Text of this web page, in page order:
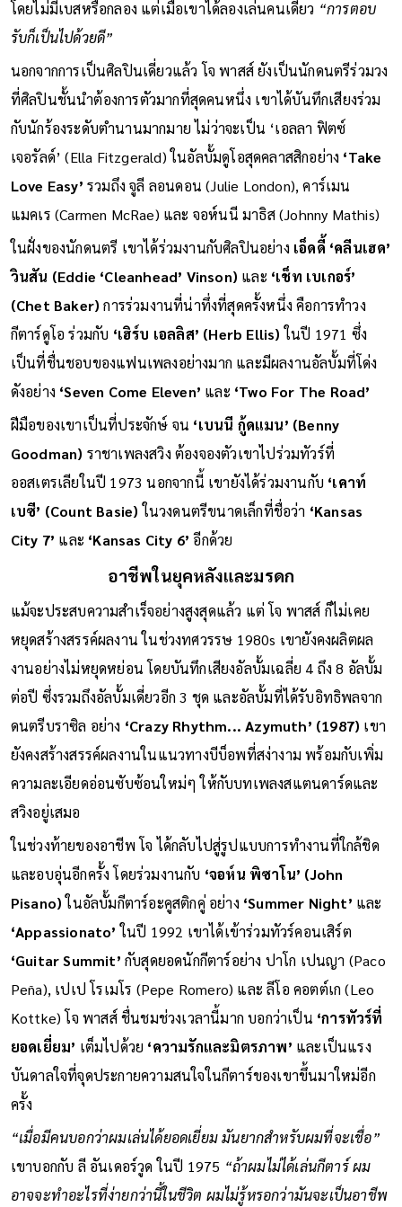
โดยไม่มีเบสหรือกลอง แต่เมื่อเขาได้ลองเล่นคนเดียว
รับก็เป็นไปด้วยดี”
นอกจากการเป็นศิลปินเดี่ยวแล้ว โจ พาสส์ ยังเป็นนักดนตรีร่วมวง
ที่ศิลปินชั้นนำต้องการตัวมากที่สุดคนหนึ่ง เขาได้บันทึกเสียงร่วม
กับนักร้องระดับตำนานมากมาย ไม่ว่าจะเป็น ‘เอลลา ฟิตซ์
เจอรัลด์’ (Ella Fitzgerald) ในอัลบั้มดูโอสุดคลาสสิกอย่าง‘Take
Love Easy’รวมถึง จูลี ลอนดอน (Julie London), คาร์เมน
แมคเร (Carmen McRae) และ จอห์นนี มาธิส (Johnny Mathis)
ในฝั่งของนักดนตรี เขาได้ร่วมงานกับศิลปินอย่างเอ็ดดี้ ‘คลีนเฮด’
วินสัน (Eddie ‘Cleanhead’ Vinson)และ‘เช็ท เบเกอร์’
(Chet Baker)การร่วมงานที่น่าทึ่งที่สุดครั้งหนึ่ง คือการทำวง
กีตาร์ดูโอ ร่วมกับ‘เฮิร์บ เอลลิส’ (Herb Ellis)ในปี 1971 ซึ่ง
เป็นที่ชื่นชอบของแฟนเพลงอย่างมาก และมีผลงานอัลบั้มที่โด่ง
ดังอย่าง
‘Seven Come Eleven’ และ ‘Two For The Road’
ฝีมือของเขาเป็นที่ประจักษ์ จน‘เบนนี กู้ดแมน’ (Benny
Goodman)ราชาเพลงสวิง ต้องจองตัวเขาไปร่วมทัวร์ที่
ออสเตรเลียในปี 1973 นอกจากนี้ เขายังได้ร่วมงานกับ‘เคาท์
เบซี’ (Count Basie) ในวงดนตรีขนาดเล็กที่ชื่อว่า
‘Kansas City 6’ อีกด้วย
อาชีพในยุคหลังและมรดก
แม้จะประสบความสำเร็จอย่างสูงสุดแล้ว แต่ โจ พาสส์ ก็ไม่เคย
หยุดสร้างสรรค์ผลงาน ในช่วงทศวรรษ 1980s เขายังคงผลิตผล
งานอย่างไม่หยุดหย่อน โดยบันทึกเสียงอัลบั้มเฉลี่ย 4 ถึง 8 อัลบั้ม
ต่อปี ซึ่งรวมถึงอัลบั้มเดี่ยวอีก 3 ชุด และอัลบั้มที่ได้รับอิทธิพลจาก
ดนตรีบราซิล อย่าง‘Crazy Rhythm... Azymuth’ (1987)เขา
ยังคงสร้างสรรค์ผลงานในแนวทางบีบ็อพที่สง่างาม พร้อมกับเพิ่ม
ความละเอียดอ่อนซับซ้อนใหม่ๆ ให้กับบทเพลงสแตนดาร์ดและ
สวิงอยู่เสมอ
ในช่วงท้ายของอาชีพ โจ ได้กลับไปสู่รูปแบบการทำงานที่ใกล้ชิด
และอบอุ่นอีกครั้ง โดยร่วมงานกับ‘จอห์น พิซาโน’ (John
Pisano)ในอัลบั้มกีตาร์อะคูสติกคู่ อย่าง‘Summer Night’
‘Appassionato’ในปี 1992 เขาได้เข้าร่วมทัวร์คอนเสิร์ต
‘Guitar Summit’กับสุดยอดนักกีตาร์อย่าง ปาโก เปนญา (Paco
Peña), เปเป โรเมโร (Pepe Romero) และ ลีโอ คอตต์เก (Leo
Kottke) โจ พาสส์ ชื่นชมช่วงเวลานี้มาก บอกว่าเป็น‘การทัวร์ที่
ยอดเยี่ยม’เต็มไปด้วย‘ความรักและมิตรภาพ’และเป็นแรง
บันดาลใจที่จุดประกายความสนใจในกีตาร์ของเขาขึ้นมาใหม่อีก
ครั้ง
“เมื่อมีคนบอกว่าผมเล่นได้ยอดเยี่ยม มันยากสำหรับผมที่จะเชื่อ”
เขาบอกกับ ลี อันเดอร์วูด ในปี 1975“ถ้าผมไม่ได้เล่นกีตาร์ ผม